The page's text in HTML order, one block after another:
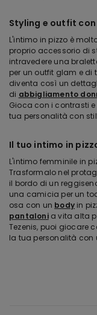
Styling e outfit
L'intimo in pizzo è
proprio accessorio di
intravedere una
per un outfit glam e di
diventa così un
di abbigliamento
Gioca con i contrasti
tua personalità con
Il tuo intimo in
L'intimo femminile in
Trasformalo nel
il bordo di un
una camicia per un
osa con un body in
pantalonia vita alta
Tezenis, puoi giocare
la tua personalità con